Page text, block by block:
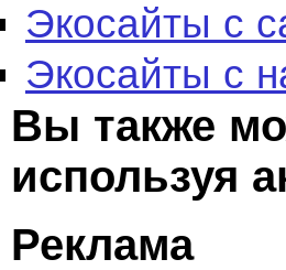
Экосайты с
Экосайты с
Вы также
используя
Реклама